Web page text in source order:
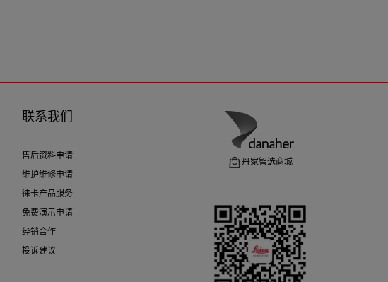
联系我们
售后资料申请
维护维修申请
徕卡产品服务
免费演示申请
经销合作
投诉建议
丹家智选商城